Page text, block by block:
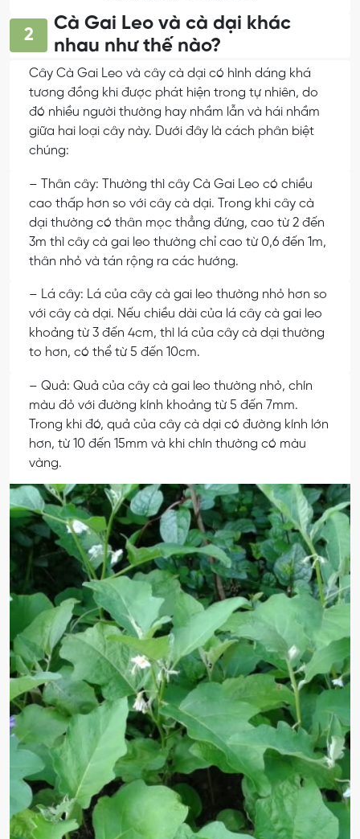
2
Cà Gai Leo và cà dại khác
nhau như thế nào?
Cây Cà Gai Leo và cây cà dại có hình dáng khá
tương đồng khi được phát hiện trong tự nhiên, do
đó nhiều người thường hay nhầm lẫn và hái nhầm
giữa hai loại cây này. Dưới đây là cách phân biệt
chúng:
– Thân cây: Thường thì cây Cà Gai Leo có chiều
cao thấp hơn so với cây cà dại. Trong khi cây cà
dại thường có thân mọc thẳng đứng, cao từ 2 đến
3m thì cây cà gai leo thường chỉ cao từ 0,6 đến 1m,
thân nhỏ và tán rộng ra các hướng.
– Lá cây: Lá của cây cà gai leo thường nhỏ hơn so
với cây cà dại. Nếu chiều dài của lá cây cà gai leo
khoảng từ 3 đến 4cm, thì lá của cây cà dại thường
to hơn, có thể từ 5 đến 10cm.
– Quả: Quả của cây cà gai leo thường nhỏ, chín
màu đỏ với đường kính khoảng từ 5 đến 7mm.
Trong khi đó, quả của cây cà dại có đường kính lớn
hơn, từ 10 đến 15mm và khi chín thường có màu
vàng.